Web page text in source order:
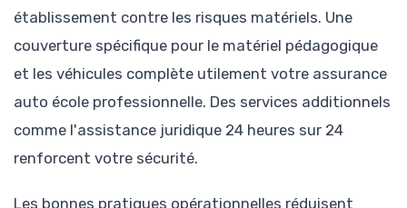
établissement contre les risques matériels. Une
couverture spécifique pour le matériel pédagogique
et les véhicules complète utilement votre assurance
auto école professionnelle. Des services additionnels
comme l'assistance juridique 24 heures sur 24
renforcent votre sécurité.
Les bonnes pratiques opérationnelles réduisent